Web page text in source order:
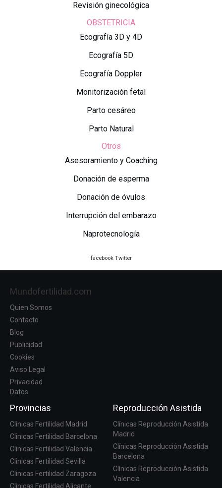
Revisión ginecológica
OBSTETRICIA
Ecografía 3D y 4D
Ecografía 5D
Ecografía Doppler
Monitorización fetal
Parto cesáreo
Parto Natural
Otros
Asesoramiento y Coaching
Donación de esperma
Donación de óvulos
Interrupción del embarazo
Naprotecnología
facebook Twitter
Mundofertilidad.com
Quien Somos
Contacto
Blog
Publicidad
Cookies
Aviso Legal
Privacidad
Datos
Provincias
Clinicas Fertilidad Madrid
Clinicas Fertilidad Barcelona
Clinicas Fertilidad Valencia
Clinicas Fertilidad Sevilla
Clinicas Fertilidad Zaragoza
Clinicas Fertilidad Alicante
Reproducción Asistida
Clínicas Reproducción Asistida
Madrid
Clínicas Reproducción Asistida
Barcelona
Clínicas Reproducción Asistida
Valencia